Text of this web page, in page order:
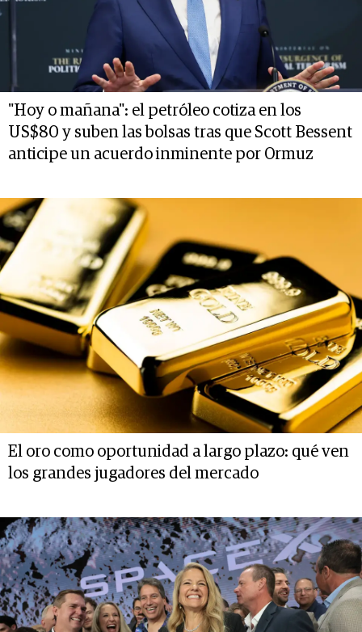
"Hoy o mañana": el petróleo cotiza en los
US$80 y suben las bolsas tras que Scott Bessent
anticipe un acuerdo inminente por Ormuz
El oro como oportunidad a largo plazo: qué ven
los grandes jugadores del mercado